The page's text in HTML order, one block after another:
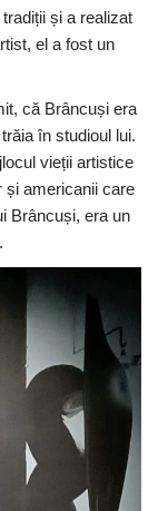
și a realizat
el a fost un
că Brâncuși era
în studioul lui.
vieții artistice
și americanii care
Brâncuși, era un